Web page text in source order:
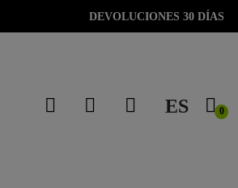
DEVOLUCIONES 30 DÍAS
ES 0